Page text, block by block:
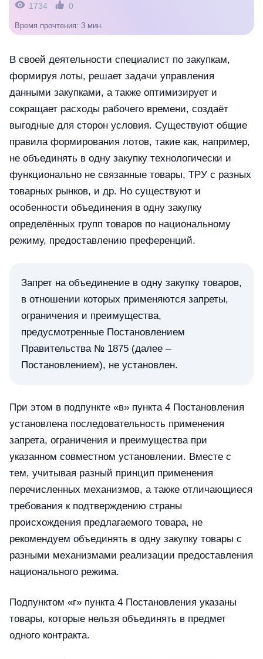
1734 0
Время прочтения: 3 мин.
В своей деятельности специалист по закупкам,
формируя лоты, решает задачи управления
данными закупками, а также оптимизирует и
сокращает расходы рабочего времени, создаёт
выгодные для сторон условия. Существуют общие
правила формирования лотов, такие как, например,
не объединять в одну закупку технологически и
функционально не связанные товары, ТРУ с разных
товарных рынков, и др. Но существуют и
особенности объединения в одну закупку
определённых групп товаров по национальному
режиму, предоставлению преференций.
Запрет на объединение в одну закупку товаров,
в отношении которых применяются запреты,
ограничения и преимущества,
предусмотренные Постановлением
Правительства № 1875 (далее –
Постановлением), не установлен.
При этом в подпункте «в» пункта 4 Постановления
установлена последовательность применения
запрета, ограничения и преимущества при
указанном совместном установлении. Вместе с
тем, учитывая разный принцип применения
перечисленных механизмов, а также отличающиеся
требования к подтверждению страны
происхождения предлагаемого товара, не
рекомендуем объединять в одну закупку товары с
разными механизмами реализации предоставления
национального режима.
Подпунктом «г» пункта 4 Постановления указаны
товары, которые нельзя объединять в предмет
одного контракта.